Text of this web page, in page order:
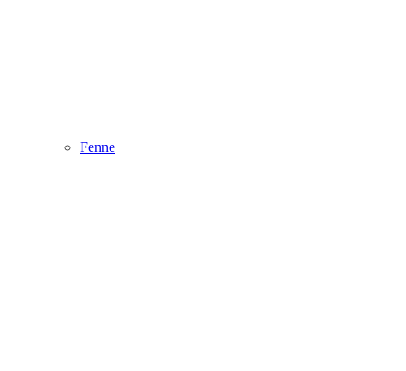
Fenne